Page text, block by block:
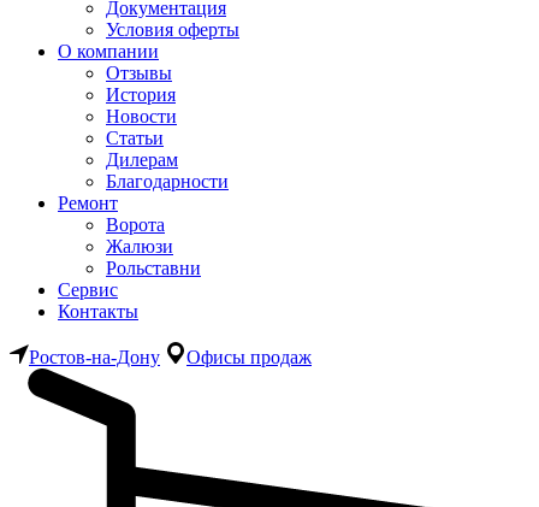
Документация
Условия оферты
О компании
Отзывы
История
Новости
Статьи
Дилерам
Благодарности
Ремонт
Ворота
Жалюзи
Рольставни
Сервис
Контакты
Ростов-на-Дону Офисы продаж